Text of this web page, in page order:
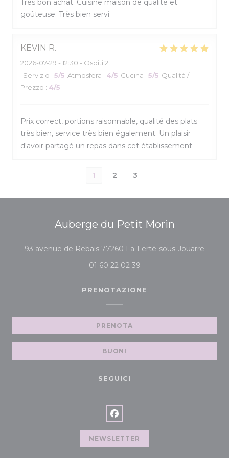
Très bon achat. Cuisine maison de qualité et
goûteuse. Très bien servi
KEVIN R
2026-07-29 - 12:30 - Ospiti 2
Servizio : 5/5 Atmosfera : 4/5 Cucina : 5/5 Qualità /
Prezzo : 4/5
Prix correct, portions raisonnable, qualité des plats
très bien, service très bien également. Un plaisir
d'avoir partagé un repas dans cet établissement
1 2 3
Auberge du Petit Morin
93 avenue de Rebais 77260 La-Ferté-sous-Jouarre
01 60 22 02 39
PRENOTAZIONE
PRENOTA
BUONI
SEGUICI
Facebook ((apre una
NEWSLETTER